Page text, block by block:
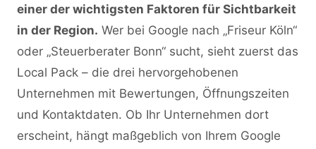
einer der wichtigsten Faktoren für Sichtbarkeit
in der Region. Wer bei Google nach „Friseur Köln“
oder „Steuerberater Bonn“ sucht, sieht zuerst das
Local Pack – die drei hervorgehobenen
Unternehmen mit Bewertungen, Öffnungszeiten
und Kontaktdaten. Ob Ihr Unternehmen dort
erscheint, hängt maßgeblich von Ihrem Google